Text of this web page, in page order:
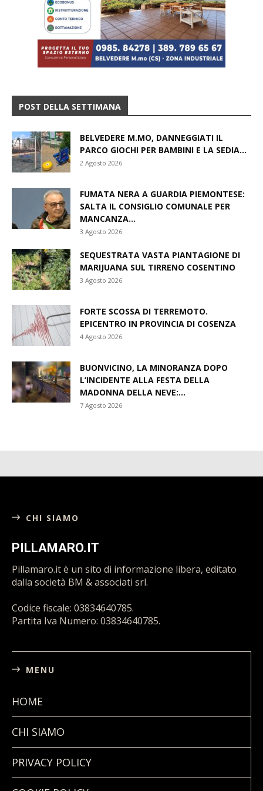
POST DELLA SETTIMANA
BELVEDERE M.MO, DANNEGGIATI IL
PARCO GIOCHI PER BAMBINI E LA SEDIA...
2 Agosto 2026
FUMATA NERA A GUARDIA PIEMONTESE:
SALTA IL CONSIGLIO COMUNALE PER
MANCANZA...
3 Agosto 2026
SEQUESTRATA VASTA PIANTAGIONE DI
MARIJUANA SUL TIRRENO COSENTINO
3 Agosto 2026
FORTE SCOSSA DI TERREMOTO.
EPICENTRO IN PROVINCIA DI COSENZA
4 Agosto 2026
BUONVICINO, LA MINORANZA DOPO
L’INCIDENTE ALLA FESTA DELLA
MADONNA DELLA NEVE:...
7 Agosto 2026
CHI SIAMO
PILLAMARO.IT
Pillamaro.it è un sito di informazione libera, editato
dalla società BM & associati srl.
Codice fiscale: 03834640785.
Partita Iva Numero: 03834640785.
MENU
HOME
CHI SIAMO
PRIVACY POLICY